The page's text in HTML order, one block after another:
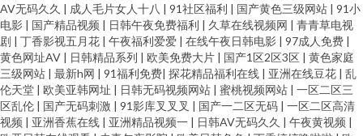
AV无码久久 | 成人毛片女人十八 | 91社区福利 | 国产黄色三级网站 | 91小
电影 | 国产精品视频 | 日韩午夜免费福利 | 久草在线视频网 | 青青草电视
剧 | 丁香影视五月花 | 午夜福利爱爱 | 在线午夜日韩电影 | 97成人免费 |
黄色网址AV | 日韩精品系列 | 欧美免费大片 | 国产1区2区3区 | 黄色家庭
三级网站 | 最新h网 | 91福利免费| 探花精品福利在线 | 亚洲在线豆花 | 乱
伦天堂 | 欧美亚韩网址 | 日韩无码视频网站 | 蜜桃视频网站 | 一区二区三
区乱伦 | 国产无码刺激 | 91影库叉叉叉 | 国产一二区无码 | 一区二区高清
视频 | 亚洲香蕉在线 | 亚洲精品视频一 | 日韩AV无码久久 | 午夜黄视频 |